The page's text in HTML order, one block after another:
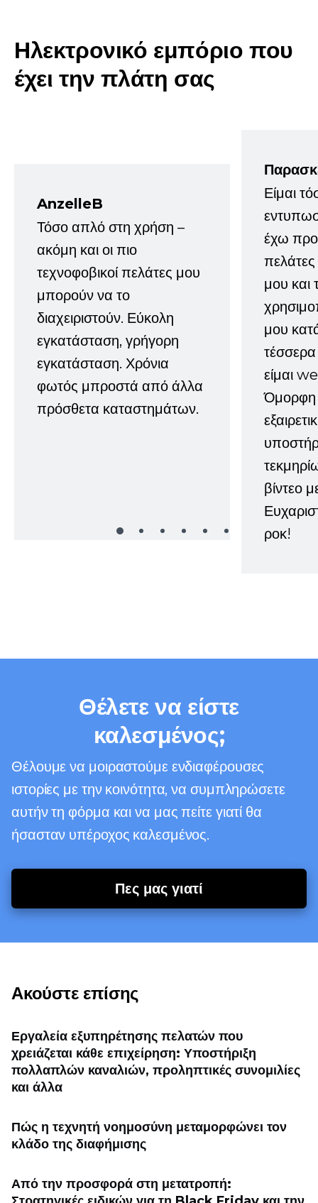
Ηλεκτρονικό εμπόριο που
έχει την πλάτη σας
AnzelleB
Τόσο απλό στη χρήση –
ακόμη και οι πιο
τεχνοφοβικοί πελάτες μου
μπορούν να το
διαχειριστούν. Εύκολη
εγκατάσταση, γρήγορη
εγκατάσταση. Χρόνια
φωτός μπροστά από άλλα
πρόσθετα καταστημάτων.
Είμαι
έχω
μου και
μου
είμαι
Όμορφη
βίντεο
ροκ!
Θέλετε να είστε
καλεσμένος;
Θέλουμε να μοιραστούμε ενδιαφέρουσες
ιστορίες με την κοινότητα, να συμπληρώσετε
αυτήν τη φόρμα και να μας πείτε γιατί θα
ήσασταν υπέροχος καλεσμένος.
Πες μας γιατί
Ακούστε επίσης
Εργαλεία εξυπηρέτησης πελατών που
χρειάζεται κάθε επιχείρηση: Υποστήριξη
πολλαπλών καναλιών, προληπτικές συνομιλίες
και άλλα
Πώς η τεχνητή νοημοσύνη μεταμορφώνει τον
κλάδο της διαφήμισης
Από την προσφορά στη μετατροπή: